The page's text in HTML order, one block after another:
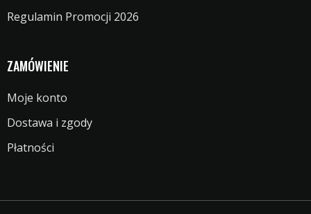
Regulamin Promocji 2026
ZAMÓWIENIE
Moje konto
Dostawa i zgody
Płatności